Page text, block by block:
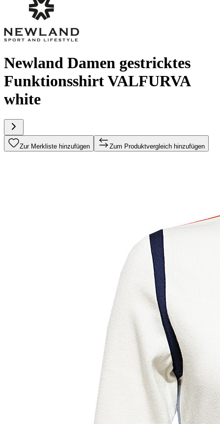
Newland Damen gestricktes
Funktionsshirt VALFURVA
white
Zur Merkliste hinzufügen Zum Produktvergleich hinzufügen